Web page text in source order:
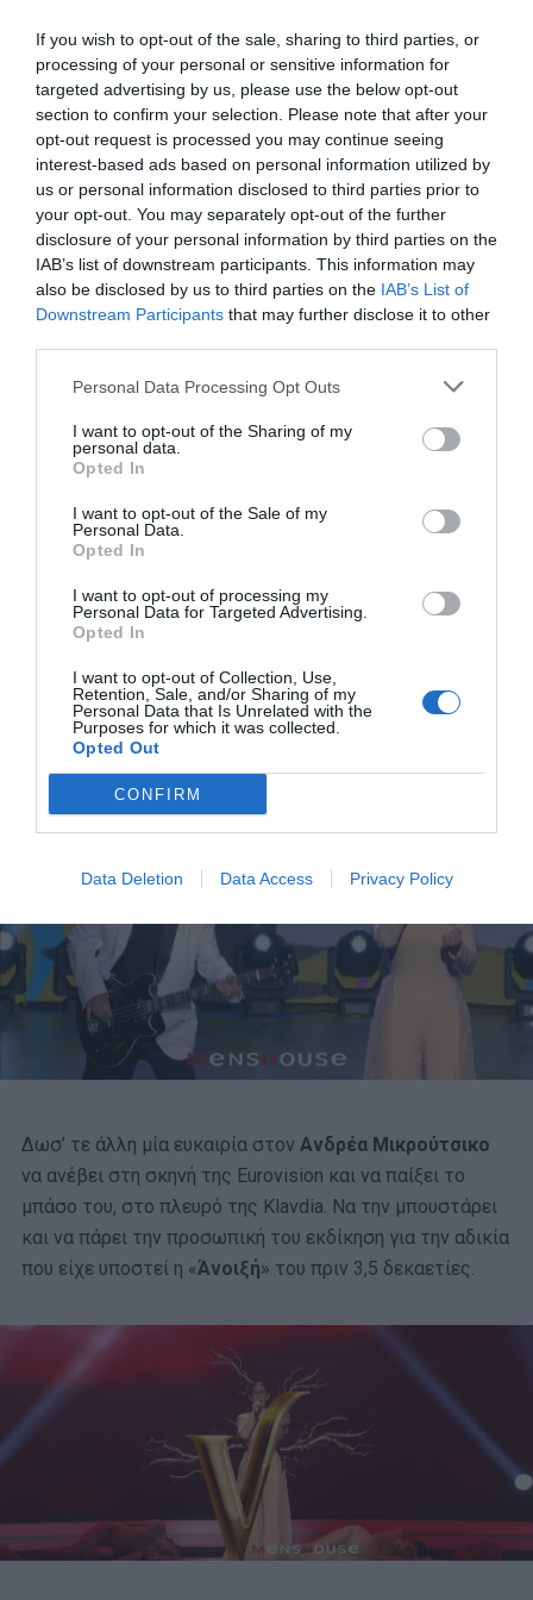
If you wish to opt-out of the sale, sharing to third parties, or
processing of your personal or sensitive information for
targeted advertising by us, please use the below opt-out
section to confirm your selection. Please note that after your
opt-out request is processed you may continue seeing
interest-based ads based on personal information utilized by
us or personal information disclosed to third parties prior to
your opt-out. You may separately opt-out of the further
disclosure of your personal information by third parties on the
IAB’s list of downstream participants. This information may
also be disclosed by us to third parties on the IAB’s List of
Downstream Participants that may further disclose it to other
Personal Data Processing Opt Outs
I want to opt-out of the Sharing of my
personal data.
Opted In
I want to opt-out of the Sale of my
Personal Data.
Opted In
I want to opt-out of processing my
Personal Data for Targeted Advertising.
Opted In
I want to opt-out of Collection, Use,
Retention, Sale, and/or Sharing of my
Personal Data that Is Unrelated with the
Purposes for which it was collected.
Opted Out
CONFIRM
Data Deletion Data Access Privacy Policy
την Ελληνίδα τραγουδίστρια με τη διεθνή καριέρα με
πωλήσεις δίσκων που φτάνουν τα 380 εκατομμύρια. Στα
αστέρια όλοι αστερομάτηδες και αστερομάτες μου.
Η Κlavdia και η εταιρεία της δουλεύουν πολύ το
στιλιστικό της τραγουδίστριας, προσπαθούν να την
κάνουν μοναδικά αναγνωρίσιμη. Χαρακτηριστικά είναι
τα πολύ μεγάλα γυαλιά της, σήμα κατατεθέν των
να γίνουν ακόμα πιο μοναδικά και ξεχωριστά.
Όσο
μεγαλύτερα, τόσο το καλύτερο.
Δωσ’ τε άλλη μία ευκαιρία στον Ανδρέα Μικρούτσικο
να ανέβει στη σκηνή της Eurovision και να παίξει το
μπάσο του, στο πλευρό της Klavdia. Να την μπουστάρει
και να πάρει την προσωπική του εκδίκηση για την αδικία
που είχε υποστεί η «Άνοιξή» του πριν 3,5 δεκαετίες.